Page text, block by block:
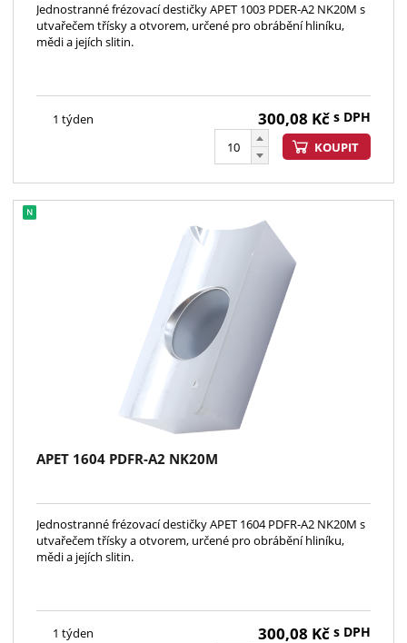
Jednostranné frézovací destičky APET 1003 PDER-A2 NK20M s
utvařečem třísky a otvorem, určené pro obrábění hliníku,
mědi a jejích slitin.
1 týden 300,08 Kč s DPH
KOUPIT
APET 1604 PDFR-A2 NK20M
Jednostranné frézovací destičky APET 1604 PDFR-A2 NK20M s
utvařečem třísky a otvorem, určené pro obrábění hliníku,
mědi a jejích slitin.
1 týden 300,08 Kč s DPH